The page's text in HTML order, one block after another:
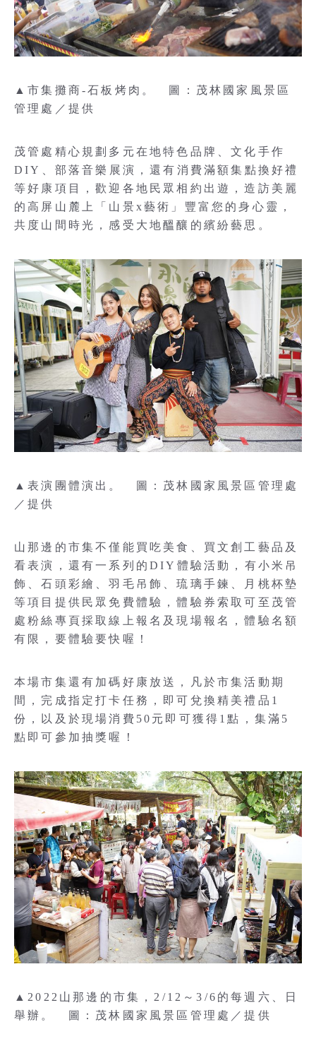
▲市集攤商-石板烤肉。 圖：茂林國家風景區
管理處／提供
茂管處精心規劃多元在地特色品牌、文化手作
DIY、部落音樂展演，還有消費滿額集點換好禮
等好康項目，歡迎各地民眾相約出遊，造訪美麗
的高屏山麓上「山景x藝術」豐富您的身心靈，
共度山間時光，感受大地醞釀的繽紛藝思。
▲表演團體演出。 圖：茂林國家風景區管理處
／提供
山那邊的市集不僅能買吃美食、買文創工藝品及
看表演，還有一系列的DIY體驗活動，有小米吊
飾、石頭彩繪、羽毛吊飾、琉璃手鍊、月桃杯墊
等項目提供民眾免費體驗，體驗券索取可至茂管
處粉絲專頁採取線上報名及現場報名，體驗名額
有限，要體驗要快喔！
本場市集還有加碼好康放送，凡於市集活動期
間，完成指定打卡任務，即可兌換精美禮品1
份，以及於現場消費50元即可獲得1點，集滿5
點即可參加抽獎喔！
▲2022山那邊的市集，2/12～3/6的每週六、日
舉辦。 圖：茂林國家風景區管理處／提供